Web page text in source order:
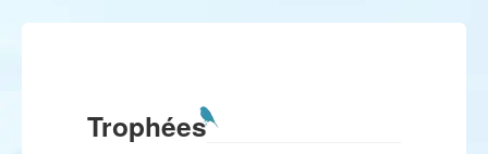
Trophées